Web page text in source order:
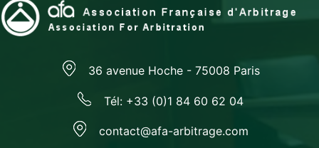
36 avenue Hoche - 75008 Paris
Tél: +33 (0)1 84 60 62 04
contact@afa-arbitrage.com